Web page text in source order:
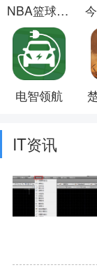
NBA篮球大师
电智领航
IT资讯